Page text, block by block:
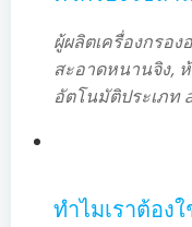
ผู้ผลิตเครื่องกรอ
สะอาดหนานจิง,
อัตโนมัติประเภท
ทำไมเราต้อง